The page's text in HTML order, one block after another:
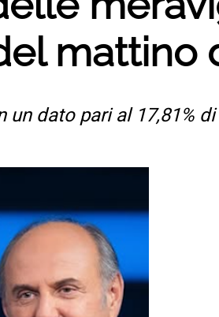
mattino
dato pari al 17,81%